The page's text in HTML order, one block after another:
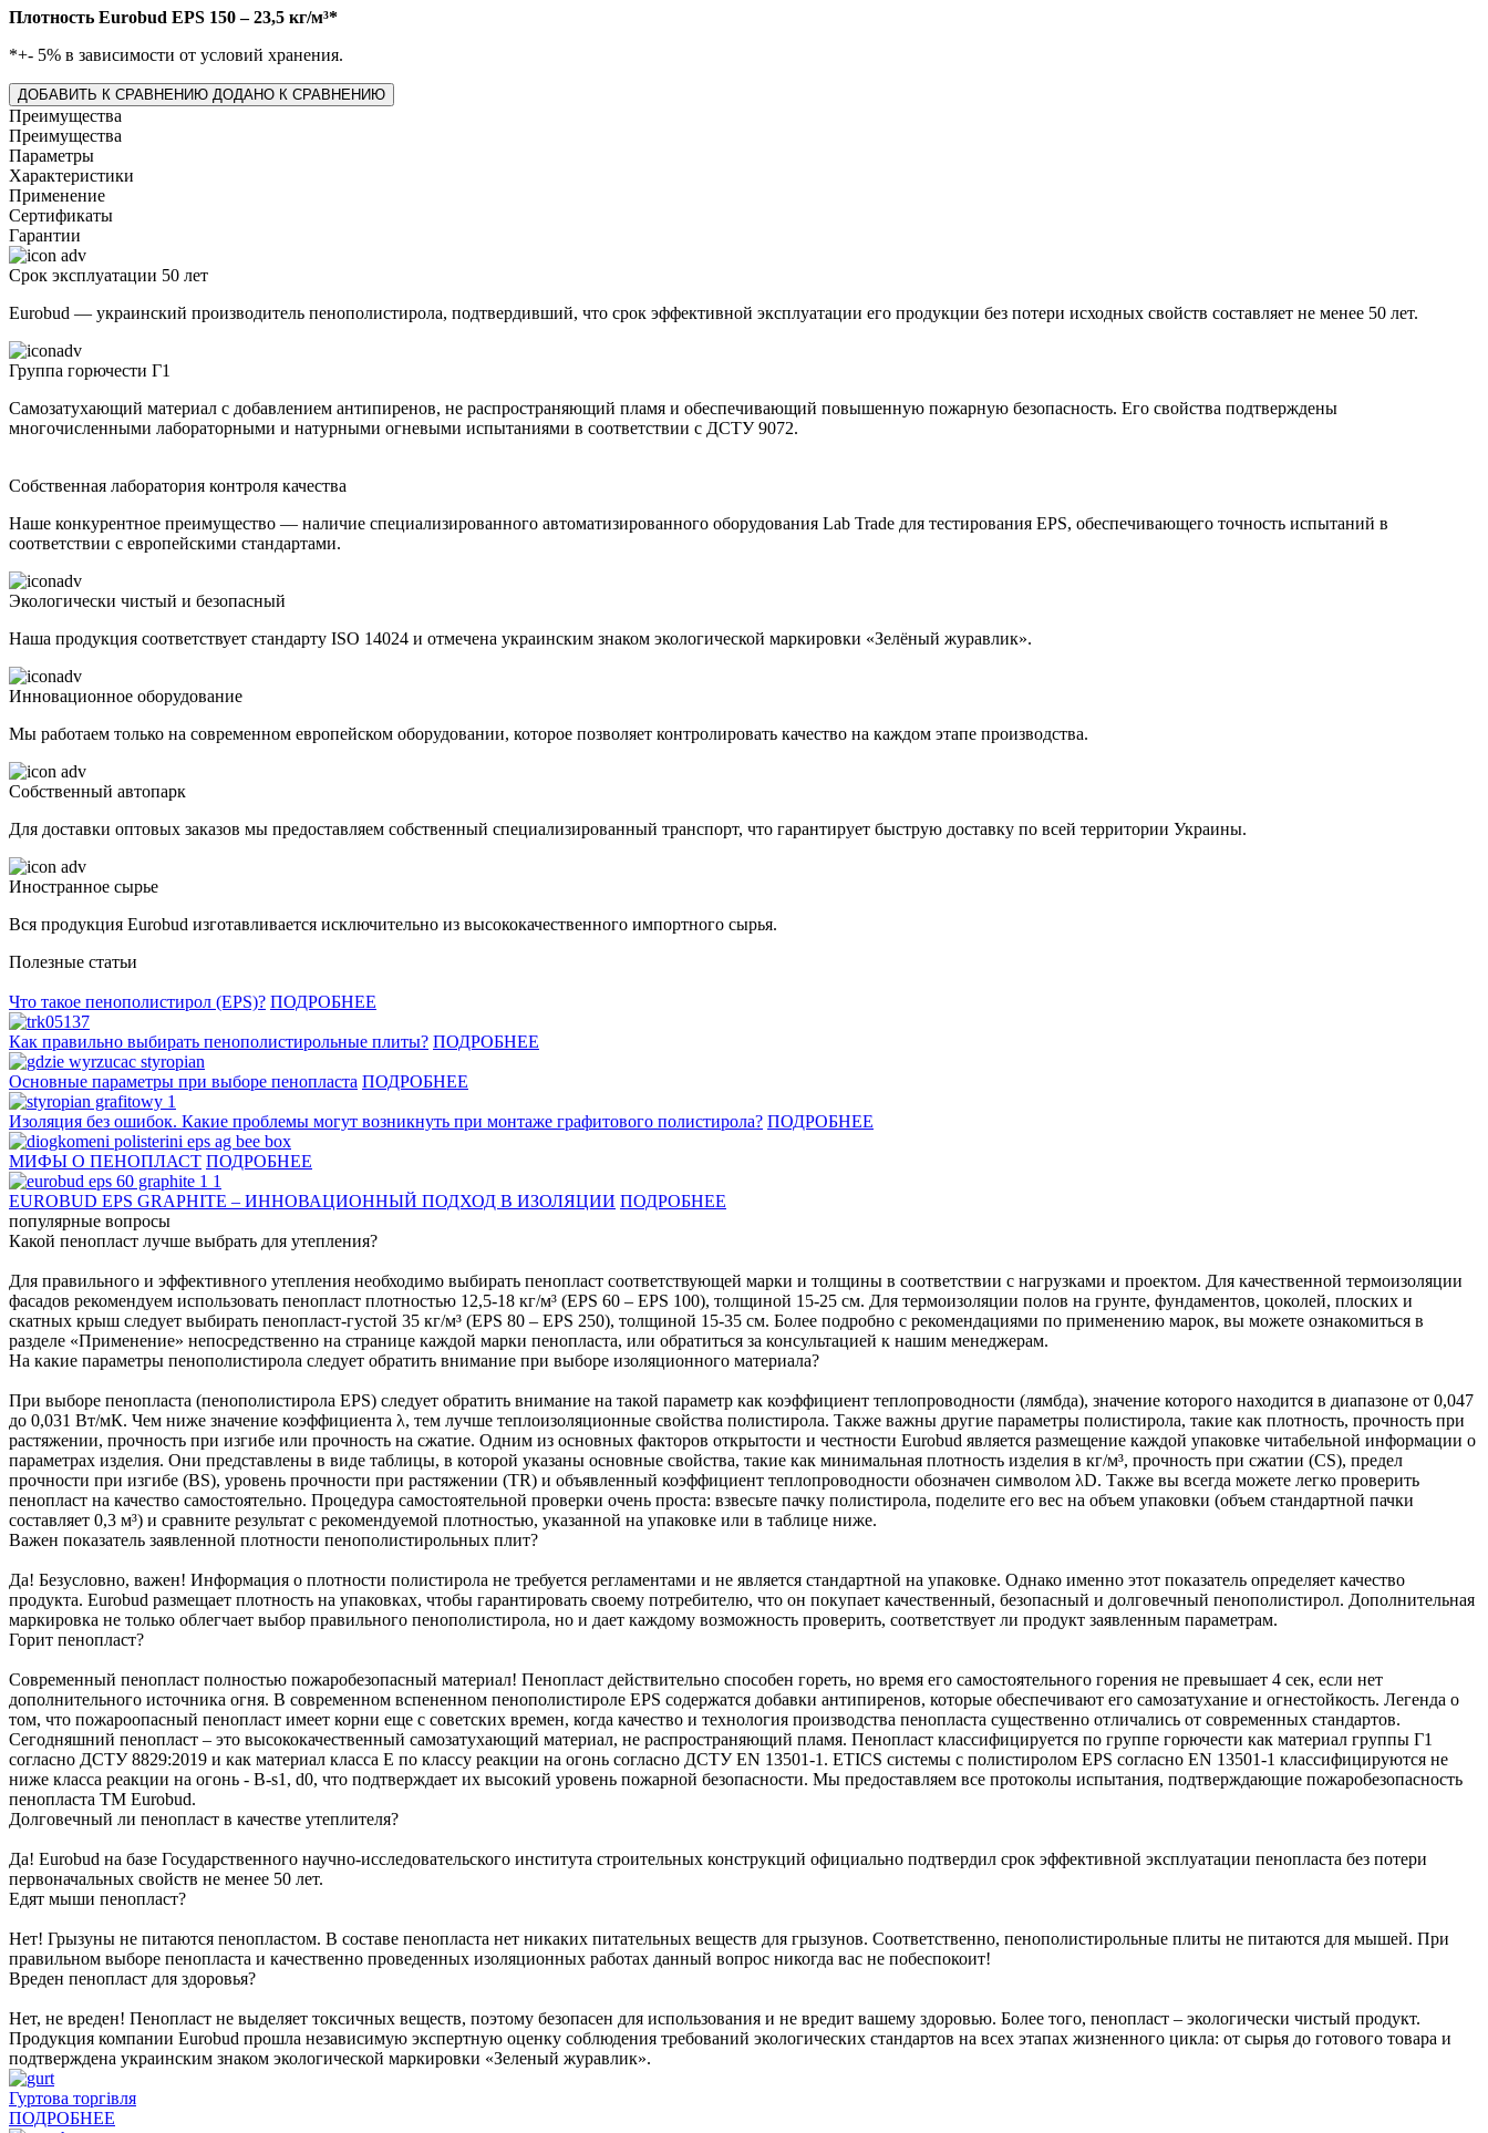
Плотность Eurobud EPS 150 – 23,5 кг/м³*
*+- 5% в зависимости от условий хранения.
ДОБАВИТЬ К СРАВНЕНИЮ ДОДАНО К СРАВНЕНИЮ
Преимущества
Преимущества
Параметры
Характеристики
Применение
Сертификаты
Гарантии
Срок эксплуатации 50 лет
Eurobud — украинский производитель пенополистирола, подтвердивший, что срок эффективной эксплуатации его продукции без потери исходных свойств составляет не менее 50 лет.
Группа горючести Г1
Самозатухающий материал с добавлением антипиренов, не распространяющий пламя и обеспечивающий повышенную пожарную безопасность. Его свойства подтверждены
многочисленными лабораторными и натурными огневыми испытаниями в соответствии с ДСТУ 9072.
Собственная лаборатория контроля качества
Наше конкурентное преимущество — наличие специализированного автоматизированного оборудования Lab Trade для тестирования EPS, обеспечивающего точность испытаний в
соответствии с европейскими стандартами.
Экологически чистый и безопасный
Наша продукция соответствует стандарту ISO 14024 и отмечена украинским знаком экологической маркировки «Зелёный журавлик».
Инновационное оборудование
Мы работаем только на современном европейском оборудовании, которое позволяет контролировать качество на каждом этапе производства.
Собственный автопарк
Для доставки оптовых заказов мы предоставляем собственный специализированный транспорт, что гарантирует быструю доставку по всей территории Украины.
Иностранное сырье
Вся продукция Eurobud изготавливается исключительно из высококачественного импортного сырья.
Полезные статьи
Что такое пенополистирол (EPS)? ПОДРОБНЕЕ
Как правильно выбирать пенополистирольные плиты? ПОДРОБНЕЕ
Основные параметры при выборе пенопласта ПОДРОБНЕЕ
Изоляция без ошибок. Какие проблемы могут возникнуть при монтаже графитового полистирола? ПОДРОБНЕЕ
МИФЫ О ПЕНОПЛАСТ ПОДРОБНЕЕ
EUROBUD EPS GRAPHITE – ИННОВАЦИОННЫЙ ПОДХОД В ИЗОЛЯЦИИ ПОДРОБНЕЕ
популярные вопросы
Какой пенопласт лучше выбрать для утепления?
Для правильного и эффективного утепления необходимо выбирать пенопласт соответствующей марки и толщины в соответствии с нагрузками и проектом. Для качественной термоизоляции
фасадов рекомендуем использовать пенопласт плотностью 12,5-18 кг/м³ (EPS 60 – EPS 100), толщиной 15-25 см. Для термоизоляции полов на грунте, фундаментов, цоколей, плоских и
скатных крыш следует выбирать пенопласт-густой 35 кг/м³ (EPS 80 – EPS 250), толщиной 15-35 см. Более подробно с рекомендациями по применению марок, вы можете ознакомиться в
разделе «Применение» непосредственно на странице каждой марки пенопласта, или обратиться за консультацией к нашим менеджерам.
На какие параметры пенополистирола следует обратить внимание при выборе изоляционного материала?
При выборе пенопласта (пенополистирола EPS) следует обратить внимание на такой параметр как коэффициент теплопроводности (лямбда), значение которого находится в диапазоне от 0,047
до 0,031 Вт/мК. Чем ниже значение коэффициента λ, тем лучше теплоизоляционные свойства полистирола. Также важны другие параметры полистирола, такие как плотность, прочность при
растяжении, прочность при изгибе или прочность на сжатие. Одним из основных факторов открытости и честности Eurobud является размещение каждой упаковке читабельной информации о
параметрах изделия. Они представлены в виде таблицы, в которой указаны основные свойства, такие как минимальная плотность изделия в кг/м³, прочность при сжатии (CS), предел
прочности при изгибе (BS), уровень прочности при растяжении (TR) и объявленный коэффициент теплопроводности обозначен символом λD. Также вы всегда можете легко проверить
пенопласт на качество самостоятельно. Процедура самостоятельной проверки очень проста: взвесьте пачку полистирола, поделите его вес на объем упаковки (объем стандартной пачки
составляет 0,3 м³) и сравните результат с рекомендуемой плотностью, указанной на упаковке или в таблице ниже.
Важен показатель заявленной плотности пенополистирольных плит?
Да! Безусловно, важен! Информация о плотности полистирола не требуется регламентами и не является стандартной на упаковке. Однако именно этот показатель определяет качество
продукта. Eurobud размещает плотность на упаковках, чтобы гарантировать своему потребителю, что он покупает качественный, безопасный и долговечный пенополистирол. Дополнительная
маркировка не только облегчает выбор правильного пенополистирола, но и дает каждому возможность проверить, соответствует ли продукт заявленным параметрам.
Горит пенопласт?
Современный пенопласт полностью пожаробезопасный материал! Пенопласт действительно способен гореть, но время его самостоятельного горения не превышает 4 сек, если нет
дополнительного источника огня. В современном вспененном пенополистироле EPS содержатся добавки антипиренов, которые обеспечивают его самозатухание и огнестойкость. Легенда о
том, что пожароопасный пенопласт имеет корни еще с советских времен, когда качество и технология производства пенопласта существенно отличались от современных стандартов.
Сегодняшний пенопласт – это высококачественный самозатухающий материал, не распространяющий пламя. Пенопласт классифицируется по группе горючести как материал группы Г1
согласно ДСТУ 8829:2019 и как материал класса Е по классу реакции на огонь согласно ДСТУ EN 13501-1. ETICS системы с полистиролом EPS согласно EN 13501-1 классифицируются не
ниже класса реакции на огонь - B-s1, d0, что подтверждает их высокий уровень пожарной безопасности. Мы предоставляем все протоколы испытания, подтверждающие пожаробезопасность
пенопласта ТМ Eurobud.
Долговечный ли пенопласт в качестве утеплителя?
Да! Eurobud на базе Государственного научно-исследовательского института строительных конструкций официально подтвердил срок эффективной эксплуатации пенопласта без потери
первоначальных свойств не менее 50 лет.
Едят мыши пенопласт?
Нет! Грызуны не питаются пенопластом. В составе пенопласта нет никаких питательных веществ для грызунов. Соответственно, пенополистирольные плиты не питаются для мышей. При
правильном выборе пенопласта и качественно проведенных изоляционных работах данный вопрос никогда вас не побеспокоит!
Вреден пенопласт для здоровья?
Нет, не вреден! Пенопласт не выделяет токсичных веществ, поэтому безопасен для использования и не вредит вашему здоровью. Более того, пенопласт – экологически чистый продукт.
Продукция компании Eurobud прошла независимую экспертную оценку соблюдения требований экологических стандартов на всех этапах жизненного цикла: от сырья до готового товара и
подтверждена украинским знаком экологической маркировки «Зеленый журавлик».
Гуртова торгівля
ПОДРОБНЕЕ